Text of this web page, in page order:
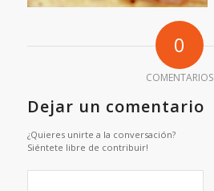
0
COMENTARIOS
Dejar un comentario
¿Quieres unirte a la conversación?
Siéntete libre de contribuir!